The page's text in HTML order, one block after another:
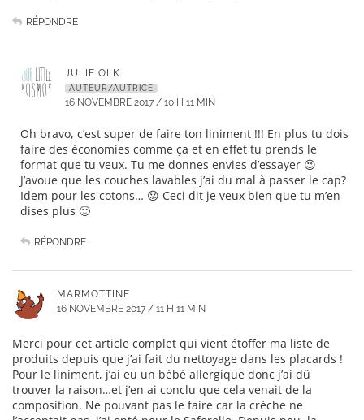
RÉPONDRE
JULIE OLK
AUTEUR/AUTRICE
16 NOVEMBRE 2017 / 10 H 11 MIN
Oh bravo, c’est super de faire ton liniment !!! En plus tu dois
faire des économies comme ça et en effet tu prends le
format que tu veux. Tu me donnes envies d’essayer 😉
J’avoue que les couches lavables j’ai du mal à passer le cap?
Idem pour les cotons… 😟 Ceci dit je veux bien que tu m’en
dises plus 🙂
RÉPONDRE
MARMOTTINE
16 NOVEMBRE 2017 / 11 H 11 MIN
Merci pour cet article complet qui vient étoffer ma liste de
produits depuis que j’ai fait du nettoyage dans les placards !
Pour le liniment, j’ai eu un bébé allergique donc j’ai dû
trouver la raison…et j’en ai conclu que cela venait de la
composition. Ne pouvant pas le faire car la crèche ne